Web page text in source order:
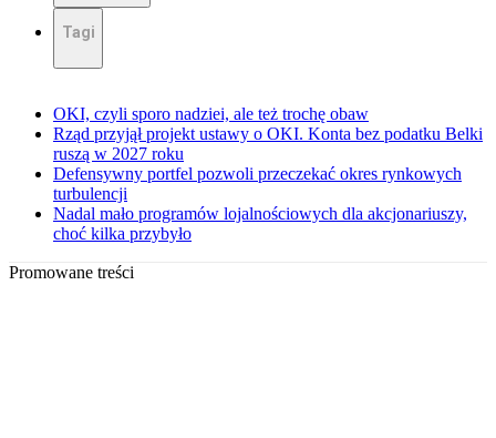
Tagi
OKI, czyli sporo nadziei, ale też trochę obaw
Rząd przyjął projekt ustawy o OKI. Konta bez podatku Belki
ruszą w 2027 roku
Defensywny portfel pozwoli przeczekać okres rynkowych
turbulencji
Nadal mało programów lojalnościowych dla akcjonariuszy,
choć kilka przybyło
Promowane treści